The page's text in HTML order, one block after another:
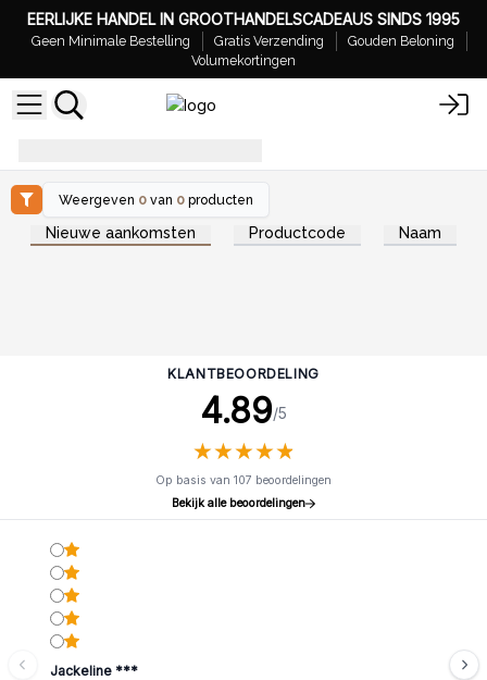
EERLIJKE HANDEL IN GROOTHANDELSCADEAUS SINDS 1995
Geen Minimale Bestelling Gratis Verzending
Gouden Beloning
Volumekortingen
Weergeven 0 van 0 producten
Nieuwe aankomsten Productcode Naam
KLANTBEOORDELING
4.89/5
★★★★★
★★★★★
Op basis van 107 beoordelingen
Bekijk alle beoordelingen
Jackeline ***